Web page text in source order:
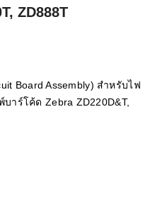
ZD888T
Board Assembly) สำหรับไฟ
าร์โค้ด Zebra ZD220D&T,